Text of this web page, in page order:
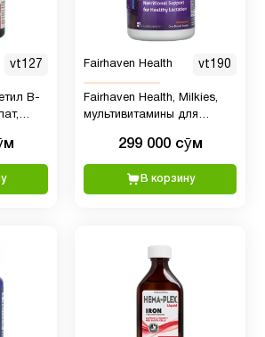
vt127
B-
Fairhaven Health vt190
Fairhaven Health, Milkies,
мультивитамины для
капсул299 000 сӯм
В корзину